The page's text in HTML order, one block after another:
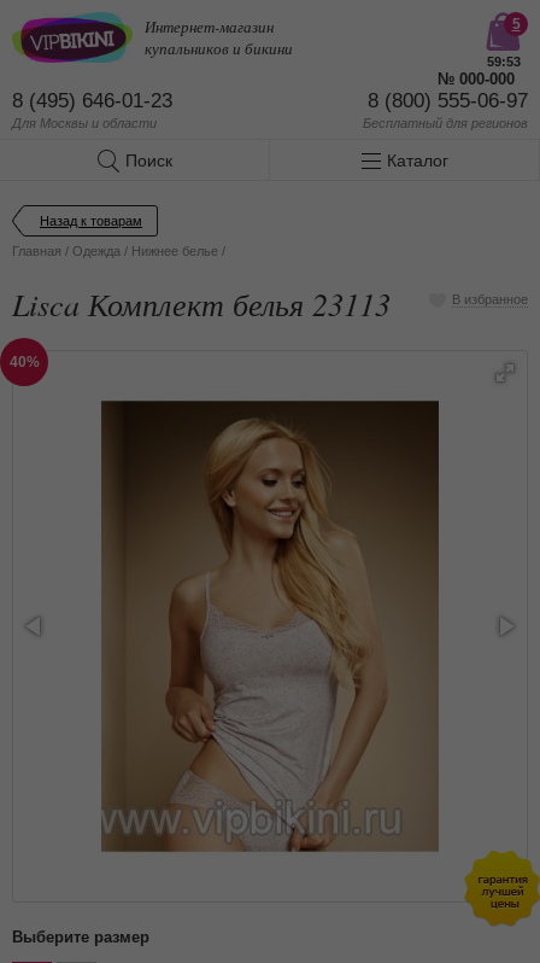
Интернет-магазин
купальников и бикини
8 (495) 646-01-23
Для Москвы и области
8 (800) 555-06-97
Бесплатный для регионов
5
59:53
№ 000-000
Поиск Каталог
Назад к товарам
Главная / Одежда / Нижнее белье /
Lisca Комплект белья 23113 В избранное
40%
Выберите размер